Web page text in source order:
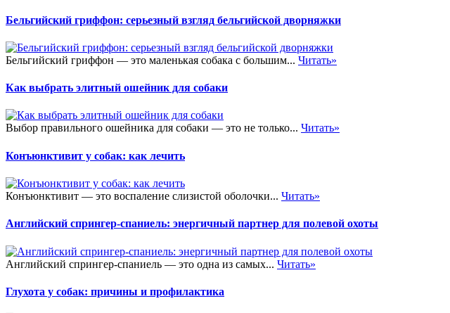
Бельгийский гриффон: серьезный взгляд бельгийской дворняжки
Бельгийский гриффон — это маленькая собака с большим... Читать»
Как выбрать элитный ошейник для собаки
Выбор правильного ошейника для собаки — это не только... Читать»
Конъюнктивит у собак: как лечить
Конъюнктивит — это воспаление слизистой оболочки... Читать»
Английский спрингер-спаниель: энергичный партнер для полевой охоты
Английский спрингер-спаниель — это одна из самых... Читать»
Глухота у собак: причины и профилактика